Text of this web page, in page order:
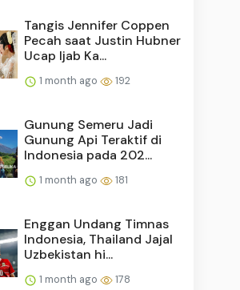
Tangis Jennifer Coppen
Pecah saat Justin Hubner
Ucap Ijab Ka...
1 month ago 192
Gunung Semeru Jadi
Gunung Api Teraktif di
Indonesia pada 202...
1 month ago 181
Enggan Undang Timnas
Indonesia, Thailand Jajal
Uzbekistan hi...
1 month ago 178